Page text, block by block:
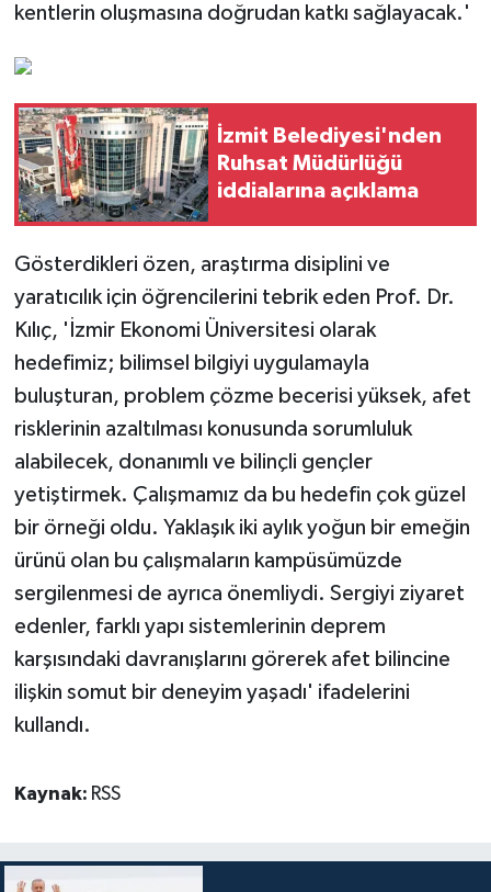
kentlerin oluşmasına doğrudan katkı sağlayacak.'
İzmit Belediyesi'nden
Ruhsat Müdürlüğü
iddialarına açıklama
Gösterdikleri özen, araştırma disiplini ve
yaratıcılık için öğrencilerini tebrik eden Prof. Dr.
Kılıç, 'İzmir Ekonomi Üniversitesi olarak
hedefimiz; bilimsel bilgiyi uygulamayla
buluşturan, problem çözme becerisi yüksek, afet
risklerinin azaltılması konusunda sorumluluk
alabilecek, donanımlı ve bilinçli gençler
yetiştirmek. Çalışmamız da bu hedefin çok güzel
bir örneği oldu. Yaklaşık iki aylık yoğun bir emeğin
ürünü olan bu çalışmaların kampüsümüzde
sergilenmesi de ayrıca önemliydi. Sergiyi ziyaret
edenler, farklı yapı sistemlerinin deprem
karşısındaki davranışlarını görerek afet bilincine
ilişkin somut bir deneyim yaşadı' ifadelerini
kullandı.
Kaynak: RSS